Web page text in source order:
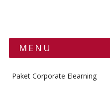
MENU
Paket Corporate Elearning